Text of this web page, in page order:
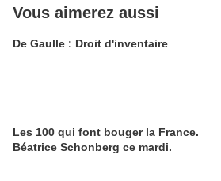
Vous aimerez aussi
De Gaulle : Droit d'inventaire
Les 100 qui font bouger la France.
Béatrice Schonberg ce mardi.